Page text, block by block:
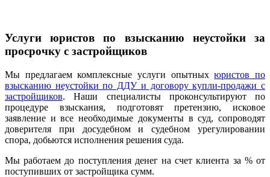
Услуги юристов по взысканию неустойки за
просрочку с застройщиков
Мы предлагаем комплексные услуги опытныхюристов по
взысканию неустойки по ДДУ и договору купли-продажи с
застройщиков. Наши специалисты проконсультируют по
процедуре взыскания, подготовят претензию, исковое
заявление и все необходимые документы в суд, сопроводят
доверителя при досудебном и судебном урегулировании
спора, добьются исполнения решения суда.
Мы работаем до поступления денег на счет клиента за % от
поступивших от застройщика сумм.